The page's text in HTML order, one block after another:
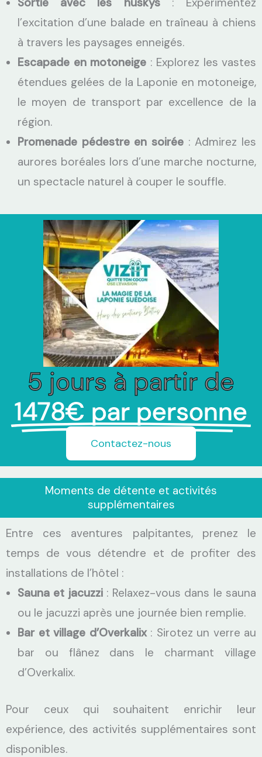
l’excitation d’une balade en traîneau à chiens
à travers les paysages enneigés.
Escapade en motoneige : Explorez les vastes
étendues gelées de la Laponie en motoneige,
le moyen de transport par excellence de la
région.
Promenade pédestre en soirée : Admirez les
aurores boréales lors d’une marche nocturne,
un spectacle naturel à couper le souffle.
5 jours à partir de
1478€ par personne
Contactez-nous
Moments de détente et activités
supplémentaires
Entre ces aventures palpitantes, prenez le
temps de vous détendre et de profiter des
installations de l’hôtel :
Sauna et jacuzzi: Relaxez-vous dans le sauna
ou le jacuzzi après une journée bien remplie.
Bar et village d’Overkalix: Sirotez un verre au
bar ou flânez dans le charmant village
d’Overkalix.
Pour ceux qui souhaitent enrichir leur
expérience, des activités supplémentaires sont
disponibles.